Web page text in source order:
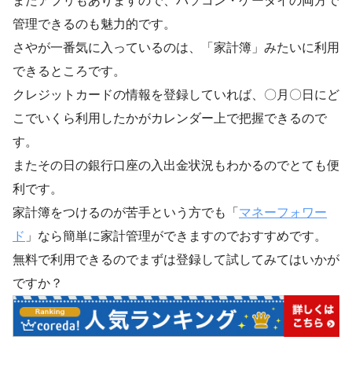
管理できるのも魅力的です。
さやが一番気に入っているのは、「家計簿」みたいに利用
できるところです。
クレジットカードの情報を登録していれば、〇月〇日にど
こでいくら利用したかがカレンダー上で把握できるので
す。
またその日の銀行口座の入出金状況もわかるのでとても便
利です。
家計簿をつけるのが苦手という方でも「 マネーフォワー
ド 」なら簡単に家計管理ができますのでおすすめです。
無料で利用できるのでまずは登録して試してみてはいかが
ですか？